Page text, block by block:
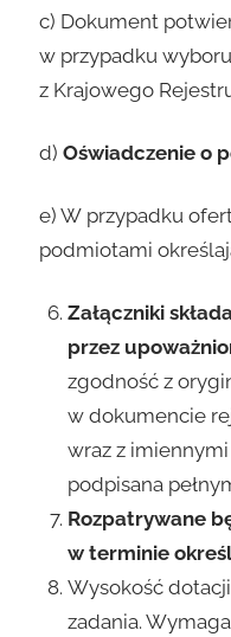
c) Dokument
w przypadku
z Krajowego
d) Oświadczenie o
e) W przypadku
podmiotami
Załączniki
przez
zgodność z
w dokumencie
wraz z
podpisana
Rozpatrywane
w terminie
Wysokość
zadania.